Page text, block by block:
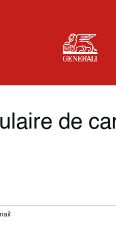
de